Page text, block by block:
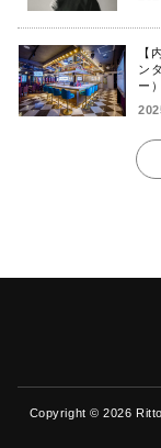
【
ン
ー
Copyright ©2026